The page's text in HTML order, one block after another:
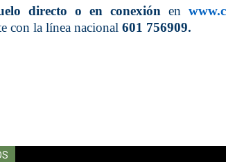
directo o en conexiónen
con la línea nacional 601 756909.